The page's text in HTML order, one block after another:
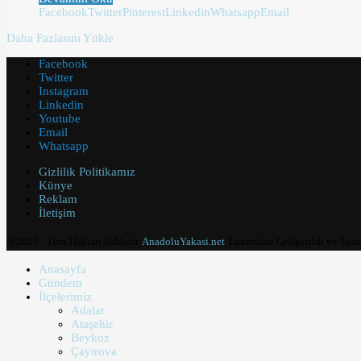
FacebookTwitterPinterestLinkedinWhatsappEmail
Daha Fazlasını Yükle
Facebook
Twitter
Instagram
Linkedin
Youtube
Email
Whatsapp
Gizlilik Politikamız
Künye
Reklam
İletişim
AnadoluYakasi.net
Anasayfa
Gündem
İlçelerimiz
Adalar
Ataşehir
Beykoz
Çayırova